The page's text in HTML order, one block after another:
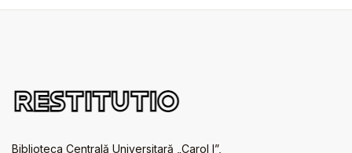
Biblioteca Centrală Universitară „Carol I”,